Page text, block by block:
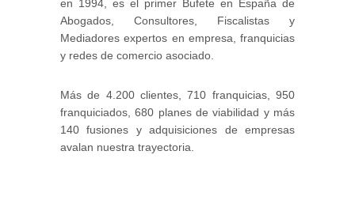
en 1994, es el primer Bufete en España de
Abogados, Consultores, Fiscalistas y
Mediadores expertos en empresa, franquicias
y redes de comercio asociado.
Más de 4.200 clientes, 710 franquicias, 950
franquiciados, 680 planes de viabilidad y más
140 fusiones y adquisiciones de empresas
avalan nuestra trayectoria.